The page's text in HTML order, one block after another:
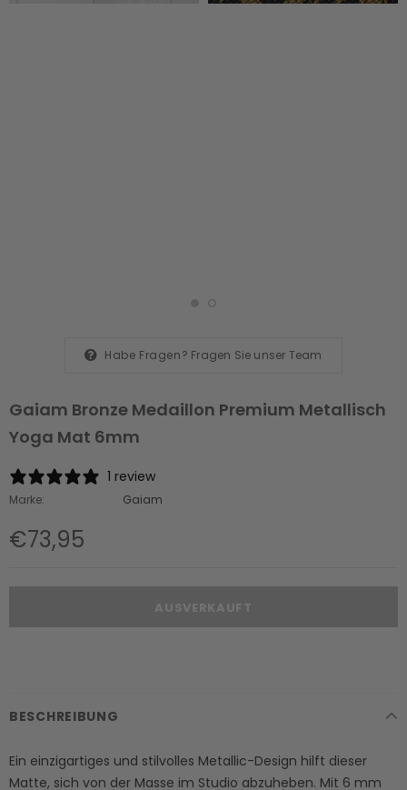
Habe Fragen? Fragen Sie unser Team
Gaiam Bronze Medaillon Premium Metallisch
Yoga Mat 6mm
1 review
Marke: Gaiam
€73,95
BESCHREIBUNG
Ein einzigartiges und stilvolles Metallic-Design hilft dieser
Matte, sich von der Masse im Studio abzuheben. Mit 6 mm